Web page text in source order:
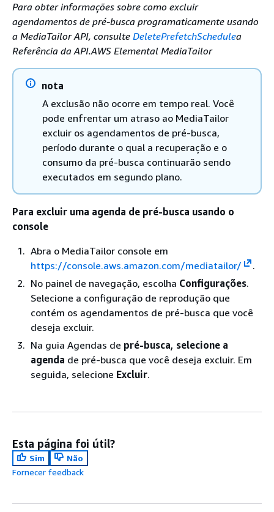
Para obter informações sobre como excluir
agendamentos de pré-busca programaticamente usando
a MediaTailor API, consulte DeletePrefetchSchedulea
Referência da API.AWS Elemental MediaTailor
nota
A exclusão não ocorre em tempo real. Você
pode enfrentar um atraso ao MediaTailor
excluir os agendamentos de pré-busca,
período durante o qual a recuperação e o
consumo da pré-busca continuarão sendo
executados em segundo plano.
Para excluir uma agenda de pré-busca usando o
console
Abra o MediaTailor console em
https://console.aws.amazon.com/mediatailor/
.
No painel de navegação, escolha Configurações.
Selecione a configuração de reprodução que
contém os agendamentos de pré-busca que você
deseja excluir.
Na guia Agendas de pré-busca, selecione a
agenda de pré-busca que você deseja excluir. Em
seguida, selecione Excluir.
Esta página foi útil?
Sim
Não
Fornecer feedback